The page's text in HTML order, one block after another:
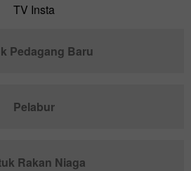
TV Insta
Pedagang Baru
Pelabur
Rakan Niaga